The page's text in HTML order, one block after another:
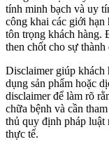
tính minh bạch và uy
công khai các giới hạn
tôn trọng khách hàng.
then chốt cho sự thành
Disclaimer giúp khách
dụng sản phẩm hoặc
disclaimer để làm rõ
chữa bệnh và cần
thủ quy định pháp
thực tế.